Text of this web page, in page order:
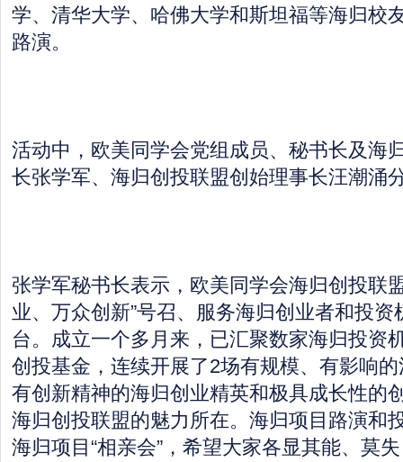
学、清华大学、哈佛大学和斯坦福等海归校
路演。
活动中，欧美同学会党组成员、秘书长及海
长张学军、海归创投联盟创始理事长汪潮涌
张学军秘书长表示，欧美同学会海归创投联
业、万众创新”号召、服务海归创业者和投
台。成立一个多月来，已汇聚数家海归投资
创投基金，连续开展了2场有规模、有影响
有创新精神的海归创业精英和极具成长性的
海归创投联盟的魅力所在。海归项目路演和
海归项目“相亲会”，希望大家各显其能、莫